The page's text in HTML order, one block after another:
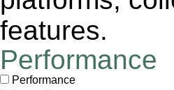
features.
Performance
Performance